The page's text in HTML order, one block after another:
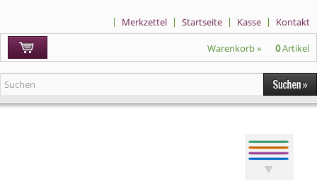
Kontakt
Kasse
Startseite
Merkzettel
Warenkorb » 0Artikel